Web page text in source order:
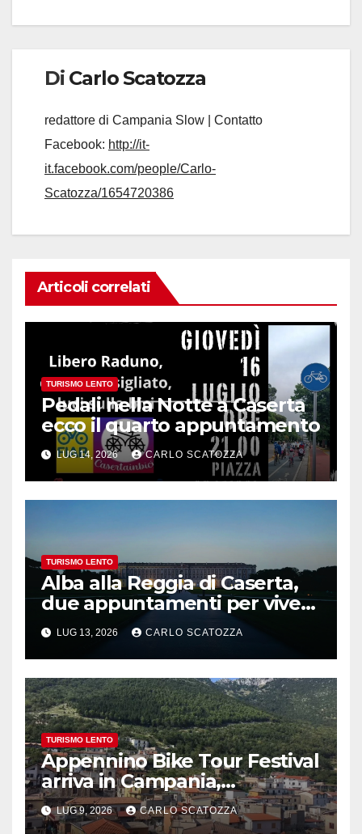
Di Carlo Scatozza
redattore di Campania Slow | Contatto
Facebook: http://it-
it.facebook.com/people/Carlo-
Scatozza/1654720386
Articoli correlati
TURISMO LENTO
Pedali nella Notte a Caserta
ecco il quarto appuntamento
LUG 14, 2026 CARLO SCATOZZA
TURISMO LENTO
Alba alla Reggia di Caserta,
due appuntamenti per vivere
la magia
LUG 13, 2026 CARLO SCATOZZA
TURISMO LENTO
Appennino Bike Tour Festival
arriva in Campania,
appuntamento a Valle
Agricola
LUG 9, 2026 CARLO SCATOZZA